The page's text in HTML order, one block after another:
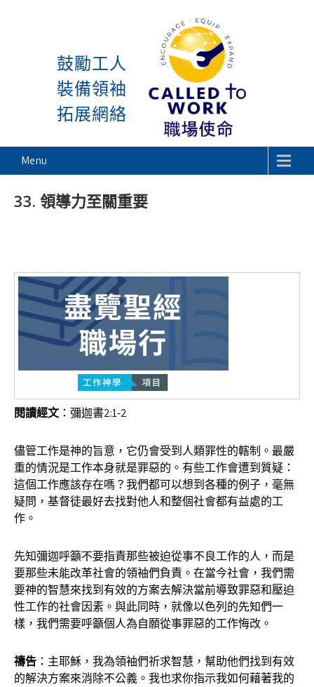
Called To Work
鼓勵工人
裝備領袖
拓展網絡
Menu
33. 領導力至關重要
閱讀經文 ：彌迦書2:1-2
儘管工作是神的旨意，它仍會受到人類罪性的轄制。最嚴
重的情況是工作本身就是罪惡的。有些工作會遭到質疑：
這個工作應該存在嗎？我們都可以想到各種的例子，毫無
疑問，基督徒最好去找對他人和整個社會都有益處的工
作。
先知彌迦呼籲不要指責那些被迫從事不良工作的人，而是
要那些未能改革社會的領袖們負責。在當今社會，我們需
要神的智慧來找到有效的方案去解決當前導致罪惡和壓迫
性工作的社會因素。與此同時，就像以色列的先知們一
樣，我們需要呼籲個人為自願從事罪惡的工作悔改。
禱告 ：主耶穌，我為領袖們祈求智慧，幫助他們找到有效
的解決方案來消除不公義。我也求你指示我如何藉著我的